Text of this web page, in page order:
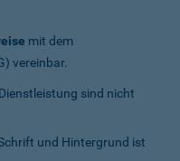
mit dem
vereinbar.
sind nicht
und Hintergrund ist